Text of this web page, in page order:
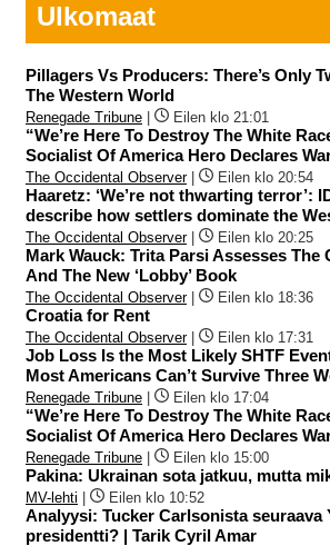
Ulkomaat
Pillagers Vs Producers: There’s Only
The Western World
Renegade Tribune Eilen klo 21:01
“We’re Here To Destroy The White
Socialist Of America Hero Declares
The Occidental Observer| Eilen klo 20:54
Haaretz: ‘We’re not thwarting terror’:
describe how settlers dominate the
The Occidental Observer| Eilen klo 20:25
Mark Wauck: Trita Parsi Assesses
And The New ‘Lobby’ Book
The Occidental Observer| Eilen klo 18:36
Croatia for Rent
The Occidental Observer| Eilen klo 17:31
Job Loss Is the Most Likely SHTF
Most Americans Can’t Survive Three
Renegade Tribune Eilen klo 17:04
“We’re Here To Destroy The White
Socialist Of America Hero Declares
Renegade Tribune Eilen klo 15:00
Pakina: Ukrainan sota jatkuu, mutta
MV-lehti Eilen klo 10:52
Analyysi: Tucker Carlsonista seuraava
presidentti? | Tarik Cyril Amar